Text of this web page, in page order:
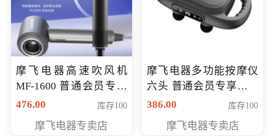
摩飞电器高速吹风机
MF-1600 普通会员专享
价298元
476.00 库存100
摩飞电器专卖店
摩飞电器多功能按摩仪
六头 普通会员专享价格
199元
386.00 库存100
摩飞电器专卖店